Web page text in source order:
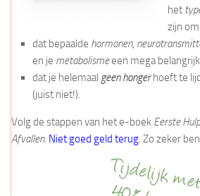
het
zijn
dat bepaalde hormonen,
en je metabolismeeen mega
dat je helemaal geen hongerhoeft te
(juist niet!).
Volg de stappen van het e-boek Eerste
Afvallen. Niet goed geld terug. Zo zeker